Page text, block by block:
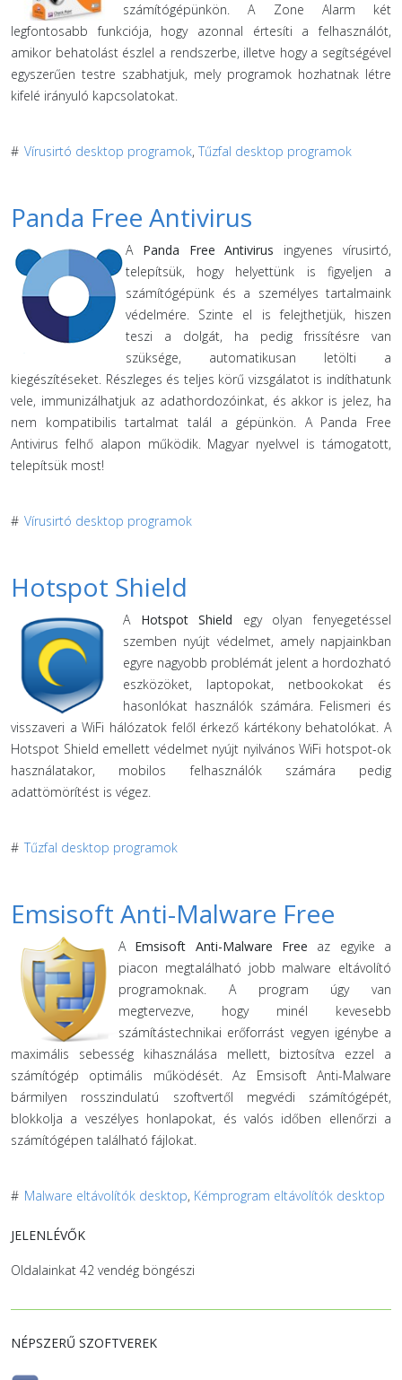
számítógépünkön. A Zone Alarm két
legfontosabb funkciója, hogy azonnal értesíti a felhasználót,
amikor behatolást észlel a rendszerbe, illetve hogy a segítségével
egyszerűen testre szabhatjuk, mely programok hozhatnak létre
kifelé irányuló kapcsolatokat.
# Vírusirtó desktop programok, Tűzfal desktop programok
Panda Free Antivirus
A Panda Free Antivirus ingyenes vírusirtó,
telepítsük, hogy helyettünk is figyeljen a
számítógépünk és a személyes tartalmaink
védelmére. Szinte el is felejthetjük, hiszen
teszi a dolgát, ha pedig frissítésre van
szüksége, automatikusan letölti a
kiegészítéseket. Részleges és teljes körű vizsgálatot is indíthatunk
vele, immunizálhatjuk az adathordozóinkat, és akkor is jelez, ha
nem kompatibilis tartalmat talál a gépünkön. A Panda Free
Antivirus felhő alapon működik. Magyar nyelvvel is támogatott,
telepítsük most!
# Vírusirtó desktop programok
Hotspot Shield
A Hotspot Shield egy olyan fenyegetéssel
szemben nyújt védelmet, amely napjainkban
egyre nagyobb problémát jelent a hordozható
eszközöket, laptopokat, netbookokat és
hasonlókat használók számára. Felismeri és
visszaveri a WiFi hálózatok felől érkező kártékony behatolókat. A
Hotspot Shield emellett védelmet nyújt nyilvános WiFi hotspot-ok
használatakor, mobilos felhasználók számára pedig
adattömörítést is végez.
# Tűzfal desktop programok
Emsisoft Anti-Malware Free
A Emsisoft Anti-Malware Free az egyike a
piacon megtalálható jobb malware eltávolító
programoknak. A program úgy van
megtervezve, hogy minél kevesebb
számítástechnikai erőforrást vegyen igénybe a
maximális sebesség kihasználása mellett, biztosítva ezzel a
számítógép optimális működését. Az Emsisoft Anti-Malware
bármilyen rosszindulatú szoftvertől megvédi számítógépét,
blokkolja a veszélyes honlapokat, és valós időben ellenőrzi a
számítógépen található fájlokat.
# Malware eltávolítók desktop, Kémprogram eltávolítók desktop
JELENLÉVŐK
Oldalainkat 42 vendég böngészi
NÉPSZERŰ SZOFTVEREK